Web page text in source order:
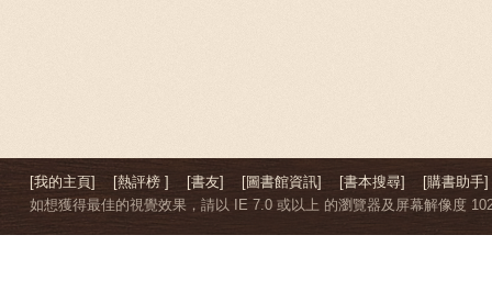
[我的主頁] [熱評榜 ] [書友] [圖書館資訊] [書本搜尋]
[購書助手]
如想獲得最佳的視覺效果，請以 IE 7.0 或以上 的瀏覽器及屏幕解像度